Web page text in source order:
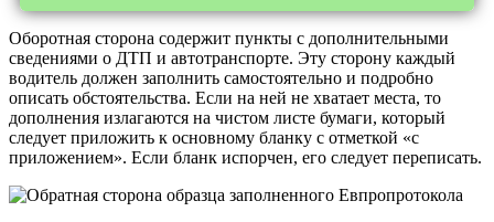
Оборотная сторона содержит пункты с дополнительными
сведениями о ДТП и автотранспорте. Эту сторону каждый
водитель должен заполнить самостоятельно и подробно
описать обстоятельства. Если на ней не хватает места, то
дополнения излагаются на чистом листе бумаги, который
следует приложить к основному бланку с отметкой «с
приложением». Если бланк испорчен, его следует переписать.